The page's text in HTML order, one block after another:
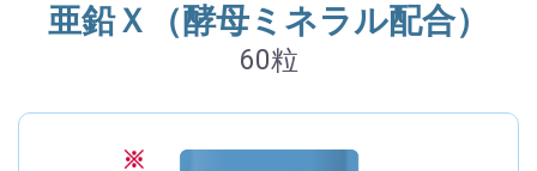
亜鉛Ｘ（酵母ミネラル配合）
60粒